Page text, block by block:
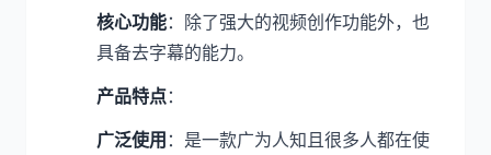
核心功能：除了强大的视频创作功能外，也
具备去字幕的能力。
产品特点：
广泛使用 ：是一款广为人知且很多人都在使